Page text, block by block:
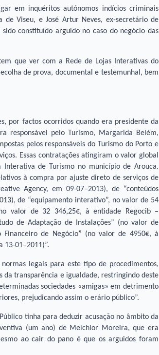
em inquéritos autónomos indícios criminais
Viseu, e José Artur Neves, ex-secretário de
constituído arguido no caso do negócio das
que ver com a Rede de Lojas Interativas do
de prova, documental e testemunhal, bem
por factos ocorridos quando era presidente da
responsável pelo Turismo, Margarida Belém,
pelos responsáveis do Turismo do Porto e
Essas contratações atingiram o valor global
de Turismo no município de Arouca.
à compra por ajuste direto de serviços de
Agency, em 09-07–2013), de “conteúdos
de “equipamento interativo”, no valor de 54
valor de 32 346,25€, à entidade Regocib –
de Adaptação de Instalações” (no valor de
de Negócio” (no valor de 4950€, à
01–2011)”.
legais para este tipo de procedimentos,
da transparência e igualdade, restringindo deste
sociedades «amigas» em detrimento
prejudicando assim o erário público”.
tinha para deduzir acusação no âmbito da
(um ano) de Melchior Moreira, que era
ao cair do pano é que os arguidos foram